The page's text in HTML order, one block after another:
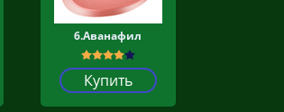
6.Аванафил
Купить